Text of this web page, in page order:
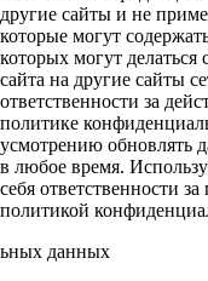
другие сайты и не
которые могут
которых могут делаться
сайта на другие сайты
ответственности за
политике
усмотрению обновлять
в любое время.
себя ответственности
политикой
данных